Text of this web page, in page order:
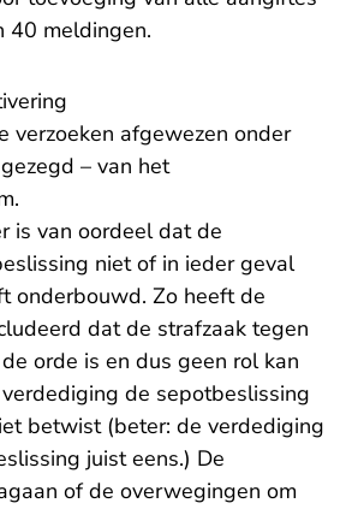
40 meldingen.
verzoeken afgewezen onder
– van het
is van oordeel dat de
niet of in ieder geval
onderbouwd. Zo heeft de
dat de strafzaak tegen
orde is en dus geen rol kan
de sepotbeslissing
betwist (beter: de verdediging
juist eens.) De
of de overwegingen om